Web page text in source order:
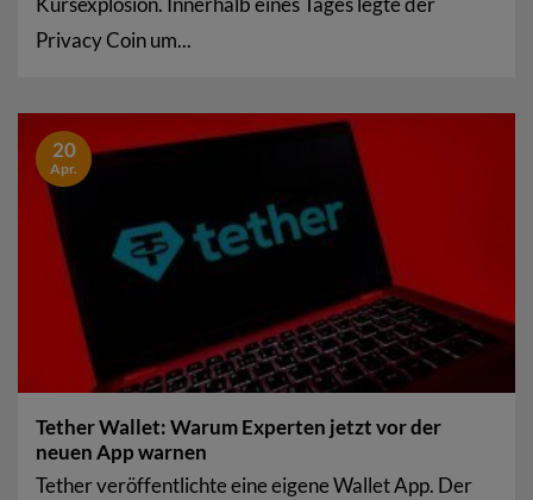
Privacy Coin um...
Tether Wallet: Warum Experten jetzt vor der
neuen App warnen
Tether veröffentlichte eine eigene Wallet App. Der
20
Apr.